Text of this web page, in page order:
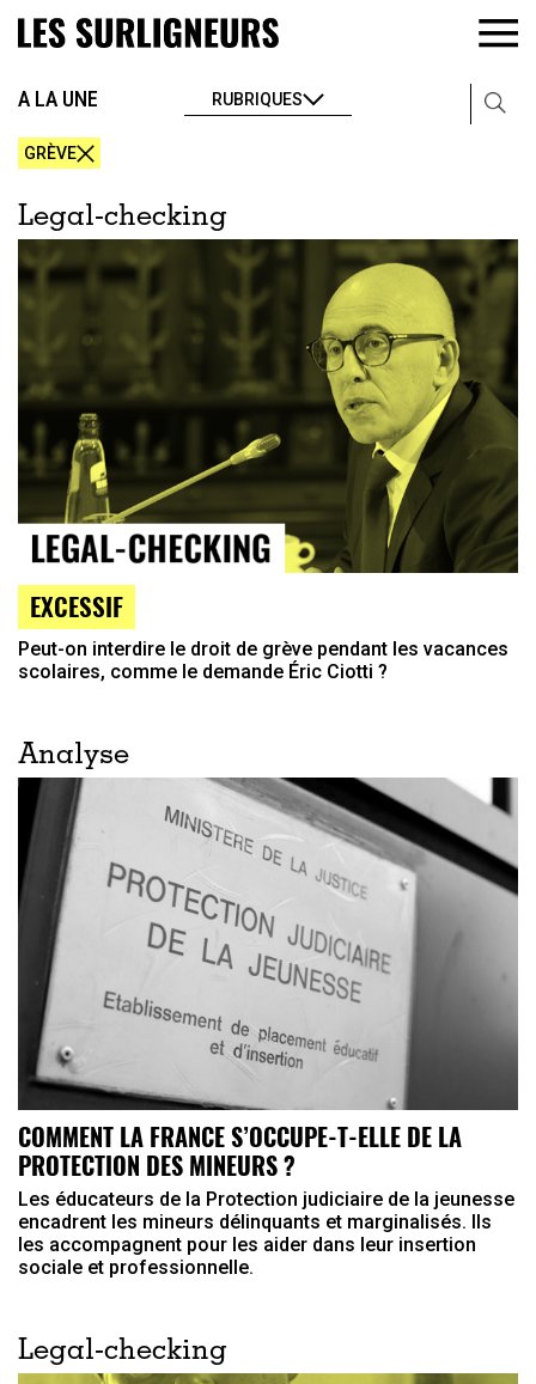
A LA UNE RUBRIQUES
GRÈVE
Legal-checking
EXCESSIF
Peut-on interdire le droit de grève pendant les vacances
scolaires, comme le demande Éric Ciotti ?
Analyse
COMMENT LA FRANCE S’OCCUPE-T-ELLE DE LA
PROTECTION DES MINEURS ?
Les éducateurs de la Protection judiciaire de la jeunesse
encadrent les mineurs délinquants et marginalisés. Ils
les accompagnent pour les aider dans leur insertion
sociale et professionnelle.
Legal-checking